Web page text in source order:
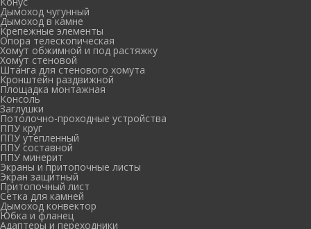
Дымоход чугунный
Дымоход в камне
Крепежные элементы
Опора телескопическая
Хомут обжимной и под растяжку
Хомут стеновой
Штанга для стенового хомута
Кронштейн раздвижной
Площадка монтажная
Консоль
Заглушки
Потолочно-проходные устройства
ППУ круг
ППУ утепленный
ППУ составной
ППУ минерит
Экраны и притопочные листы
Экран защитный
Притопочный лист
Сетка для камней
Дымоход конвектор
Юбка и фланец
Адаптеры и переходники